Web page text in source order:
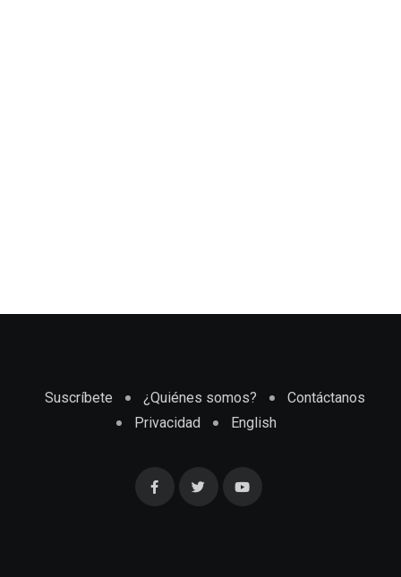
Suscríbete ¿Quiénes somos?
Contáctanos
Privacidad
English